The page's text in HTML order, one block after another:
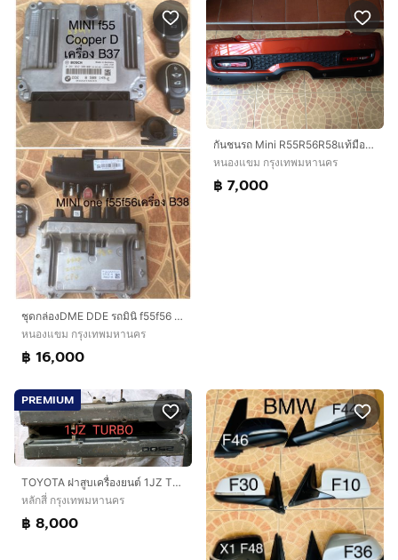
ชุดกล่องDME DDE รถมินิ f55f56 แท้มือสองญี่ปุ่น
หนองแขม กรุงเทพมหานคร
฿ 16,000
กันชนรถ Mini R55R56R58แท้มือสองญี่ปุ่น
หนองแขม กรุงเทพมหานคร
฿ 7,000
PREMIUM
TOYOTA ฝาสูบเครื่องยนต์ 1JZ TURBO SUPRA สอบถามอะไหล่ได้ ครับ
หลักสี่ กรุงเทพมหานคร
฿ 8,000